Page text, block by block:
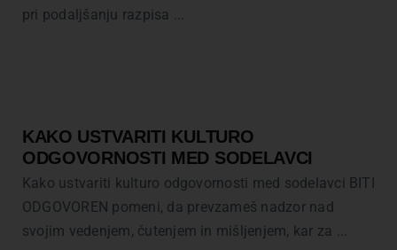
pri podaljšanju razpisa ...
KAKO USTVARITI KULTURO
ODGOVORNOSTI MED SODELAVCI
Kako ustvariti kulturo odgovornosti med sodelavci BITI
ODGOVOREN pomeni, da prevzameš nadzor nad
svojim vedenjem, čutenjem in mišljenjem, kar za ...